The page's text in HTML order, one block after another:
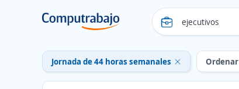
Jornada de 44 horas semanales Ordenar